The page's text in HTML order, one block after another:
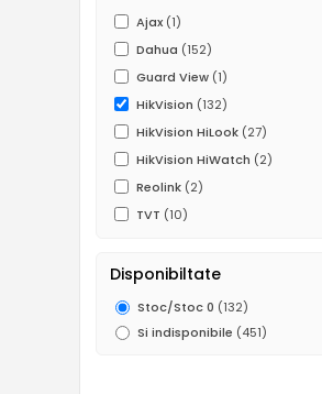
Ajax (1)
Dahua (152)
Guard View (1)
HikVision (132)
HikVision HiLook (27)
HikVision HiWatch (2)
Reolink (2)
TVT (10)
Disponibiltate
Stoc/Stoc 0 (132)
Si indisponibile (451)